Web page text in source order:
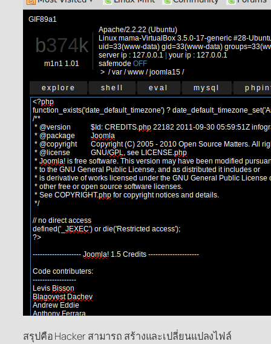
สรุปคือ Hacker สามารถ สร้างและเปลี่ยนแปลงไฟล์